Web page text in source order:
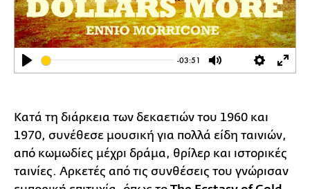
Play
-03:51
Mute Settings
Κατά τη διάρκεια των δεκαετιών του 1960 και
1970, συνέθεσε μουσική για πολλά είδη ταινιών,
από κωμωδίες μέχρι δράμα, θρίλερ και ιστορικές
ταινίες. Αρκετές από τις συνθέσεις του γνώρισαν